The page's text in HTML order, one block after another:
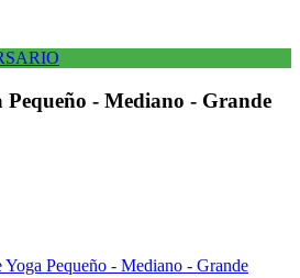
Pequeño - Mediano - Grande
Pequeño - Mediano - Grande